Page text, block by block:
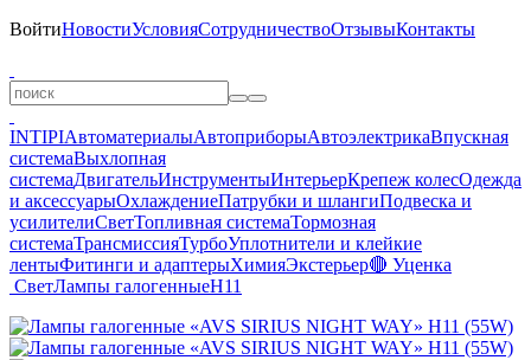
ВойтиНовостиУсловияСотрудничествоОтзывыКонтакты
INTIPIАвтоматериалыАвтоприборыАвтоэлектрикаВпускная
системаВыхлопная
системаДвигательИнструментыИнтерьерКрепеж колесОдежда
и аксессуарыОхлаждениеПатрубки и шлангиПодвеска и
усилителиСветТопливная системаТормозная
системаТрансмиссияТурбоУплотнители и клейкие
лентыФитинги и адаптерыХимияЭкстерьер🔴 Уценка
СветЛампы галогенныеH11